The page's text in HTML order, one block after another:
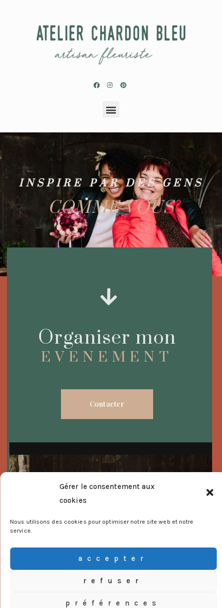
Gérer le consentement aux
cookies
Nous utilisons des cookies pour optimiser notre site web et notre
service.
accepter
refuser
préférences
INSPIRE PAR DES GENS
COMME VOUS
Organiser mon
EVENEMENT
Contacter